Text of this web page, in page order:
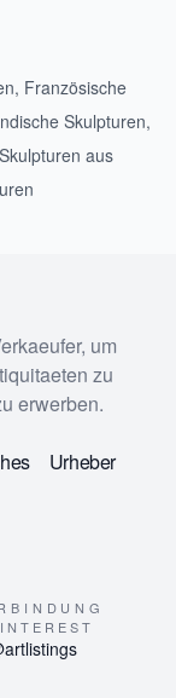
, Französische
Skulpturen,
Skulpturen aus
um
zu
erwerben.
Urheber